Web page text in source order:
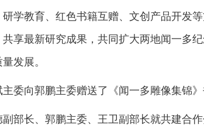
研学教育、红色书籍互赠、文创产品开发
享最新研究成果，共同扩大两地闻一多
发展。
向郭鹏主委赠送了《闻一多雕像集锦》
长、郭鹏主委、王卫副部长就共建合作